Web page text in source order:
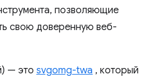
позволяющие
свою доверенную веб-
— это svgomg-twa , который